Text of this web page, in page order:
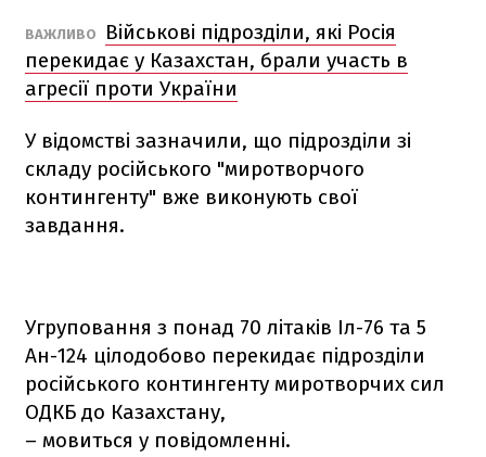
ВАЖЛИВО
Військові підрозділи, які Росія
перекидає у Казахстан, брали участь в
агресії проти України
У відомстві зазначили, що підрозділи зі
складу російського "миротворчого
контингенту" вже виконують свої
завдання.
Угруповання з понад 70 літаків Іл-76 та 5
Ан-124 цілодобово перекидає підрозділи
російського контингенту миротворчих сил
ОДКБ до Казахстану,
– мовиться у повідомленні.